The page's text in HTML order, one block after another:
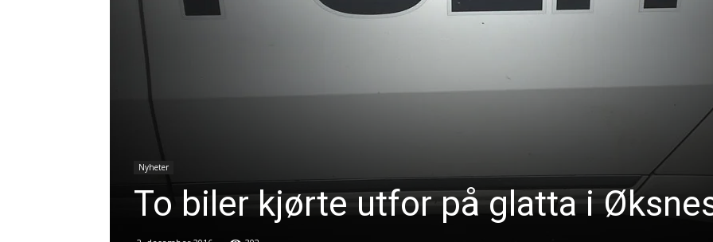
Nyheter
To biler kjørte utfor på glatta i